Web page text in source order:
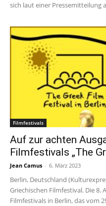
sich laut einer Pressemitteilung
Filmfestivals
Auf zur achten
Filmfestivals „The
Jean Camus - 6. März 2023
Berlin, Deutschland
Griechischen Filmfestival. Die 8.
Filmfestivals in Berlin, das vom